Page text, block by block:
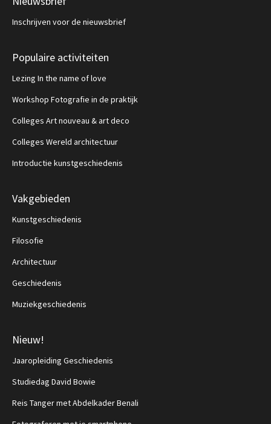
Inschrijven voor de nieuwsbrief
Populaire activiteiten
Lezing In the name of love
Workshop Fotografie in de praktijk
Colleges Art nouveau & art deco
Colleges Wereld architectuur
Introductie kunstgeschiedenis
Vakgebieden
Kunstgeschiedenis
Filosofie
Architectuur
Geschiedenis
Muziekgeschiedenis
Nieuw!
Jaaropleiding Geschiedenis
Studiedag David Bowie
Reis Tanger met Abdelkader Benali